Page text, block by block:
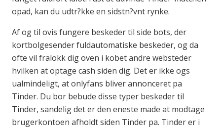
opad, kan du udtr?kke en sidstn?vnt rynke.
Af og til ovis fungere beskeder til side bots, der
kortbolgesender fuldautomatiske beskeder, og da
ofte vil fralokk dig oven i kobet andre websteder
hvilken at optage cash siden dig. Det er ikke ogs
ualmindeligt, at onlyfans bliver annonceret pa
Tinder. Du bor bebude disse typer beskeder til
Tinder, sandelig det er den eneste made at modtage
brugerkontoen afholdt siden Tinder pa. Tinder er i